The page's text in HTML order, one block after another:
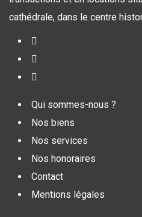
cathédrale, dans le centre
Qui sommes-nous ?
Nos biens
Nos services
Nos honoraires
Contact
Mentions légales